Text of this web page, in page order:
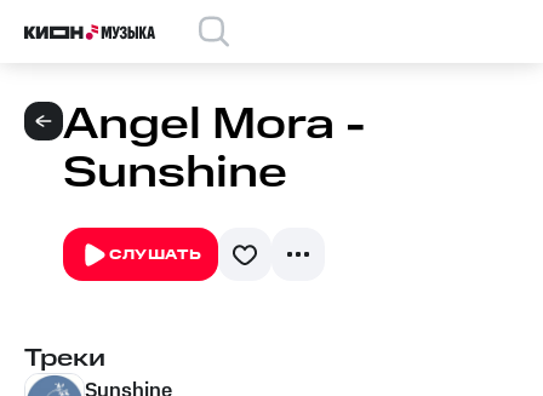
Angel Mora -
Sunshine
СЛУШАТЬ
Треки